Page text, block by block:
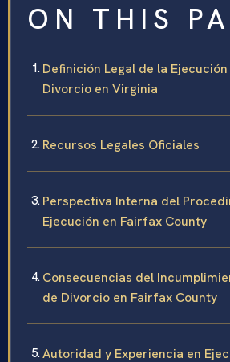
ON THIS
Definición Legal de la
Divorcio en Virginia
Recursos Legales Oficiales
Perspectiva Interna del
Ejecución en Fairfax County
Consecuencias del
de Divorcio en Fairfax County
Autoridad y Experiencia en